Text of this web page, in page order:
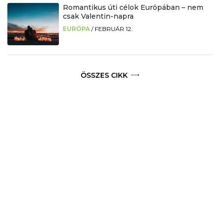
Romantikus úti célok Európában – nem
csak Valentin-napra
EURÓPA / FEBRUÁR 12.
ÖSSZES CIKK